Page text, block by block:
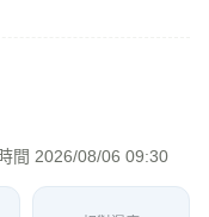
2026/08/06 09:30